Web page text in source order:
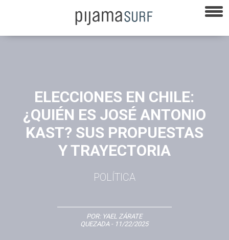
ELECCIONES EN CHILE:
¿QUIÉN ES JOSÉ ANTONIO
KAST? SUS PROPUESTAS
Y TRAYECTORIA
POLÍTICA
POR: YAEL ZÁRATE
QUEZADA - 11/22/2025